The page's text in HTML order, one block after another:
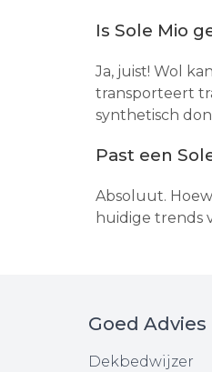
Is Sole Mio
Ja, juist! Wol
transporteert
synthetisch
Past een
Absoluut.
huidige trends
Goed Advies
Dekbedwijzer